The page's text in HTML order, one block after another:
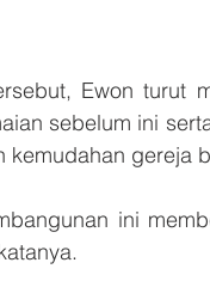
Ewon turut
sebelum ini
kemudahan gereja
ini